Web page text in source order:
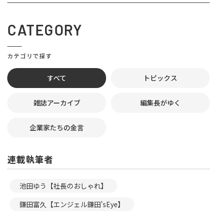
CATEGORY
カテゴリで探す
すべて トピックス
雑誌アーカイブ 編集長がゆく
企業家たちの金言
連載執筆者
池田ゆう【社長のおしゃれ】
鎌田富久【エンジェル鎌田’sEye】